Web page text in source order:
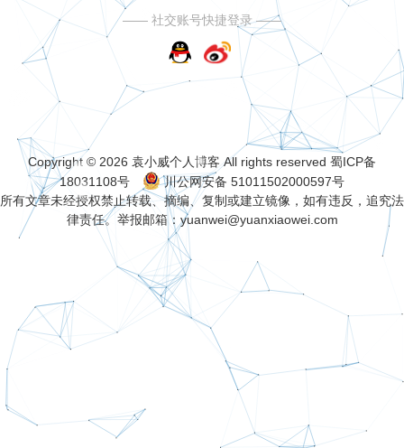
—— 社交账号快捷登录 ——
Copyright © 2026 袁小威个人博客All rights reserved 蜀ICP备
18031108号
川公网安备 51011502000597号
所有文章未经授权禁止转载、摘编、复制或建立镜像，如有违反，追究法
律责任。举报邮箱： yuanwei@yuanxiaowei.com